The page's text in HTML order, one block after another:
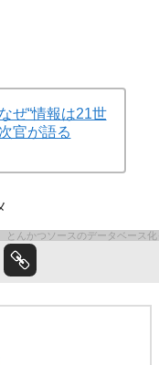
なぜ“情報は21世
官が語る
とんかつソースのデータベース